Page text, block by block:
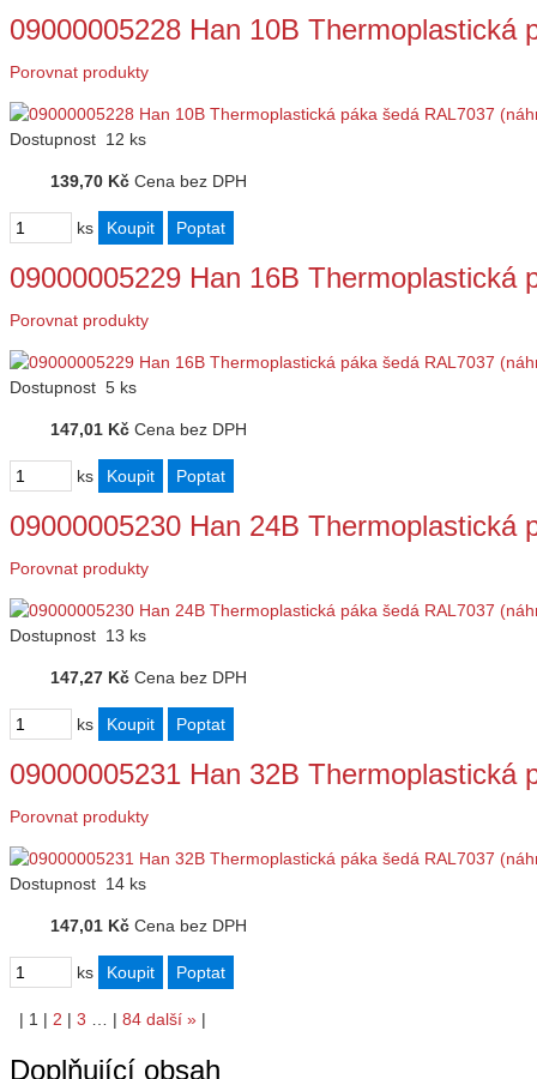
09000005228 Han 10B
Porovnat produkty
Dostupnost 12 ks
139,70 Kč Cena bez DPH
ks
09000005229 Han 16B
Porovnat produkty
Dostupnost 5 ks
147,01 Kč Cena bez DPH
ks
09000005230 Han 24B
Porovnat produkty
Dostupnost 13 ks
147,27 Kč Cena bez DPH
ks
09000005231 Han 32B
Porovnat produkty
Dostupnost 14 ks
147,01 Kč Cena bez DPH
ks
| 1 | 2 | 3 | 84 další » |
Doplňující obsah